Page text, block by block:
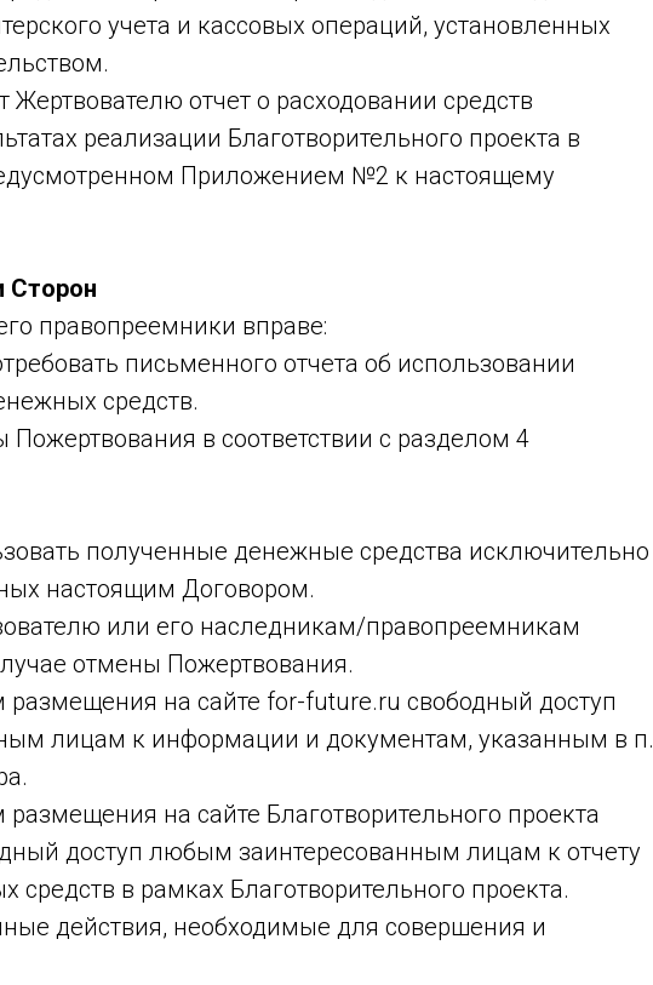
учета и кассовых операций, установленных
Жертвователю отчет о расходовании средств
реализации Благотворительного проекта в
Приложением №2 к настоящему
Сторон
правопреемники вправе:
письменного отчета об использовании
средств.
Пожертвования в соответствии с разделом 4
полученные денежные средства исключительно
настоящим Договором.
или его наследникам/правопреемникам
отмены Пожертвования.
размещения на сайте for-future.ru свободный доступ
лицам к информации и документам, указанным в п.
размещения на сайте Благотворительного проекта
доступ любым заинтересованным лицам к отчету
средств в рамках Благотворительного проекта.
действия, необходимые для совершения и